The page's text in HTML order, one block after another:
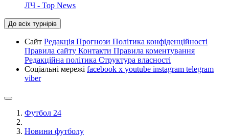
ЛЧ - Top News
До всіх турнірів
Сайт Редакція Прогнози Політика конфіденційності
Правила сайту Контакти Правила коментування
Редакційна політика Структура власності
Соціальні мережі facebook x youtube instagram telegram
viber
Футбол 24
Новини футболу